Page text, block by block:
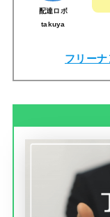
配達ロボ
takuya
フリー